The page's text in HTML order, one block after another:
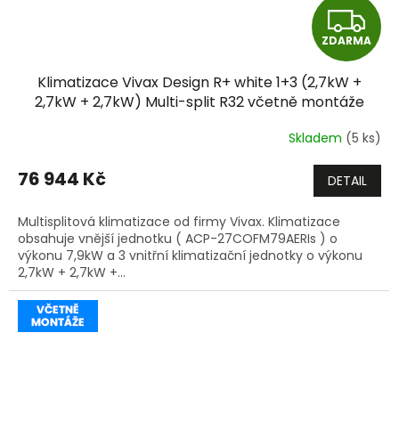
Z
D
R
M
A
ZDARMA
Klimatizace Vivax Design R+ white 1+3 (2,7kW +
2,7kW + 2,7kW) Multi-split R32 včetně montáže
Skladem (5 ks)
76 944 Kč DETAIL
Multisplitová klimatizace od firmy Vivax. Klimatizace
obsahuje vnější jednotku ( ACP-27COFM79AERIs ) o
výkonu 7,9kW a 3 vnitřní klimatizační jednotky o výkonu
2,7kW + 2,7kW +...